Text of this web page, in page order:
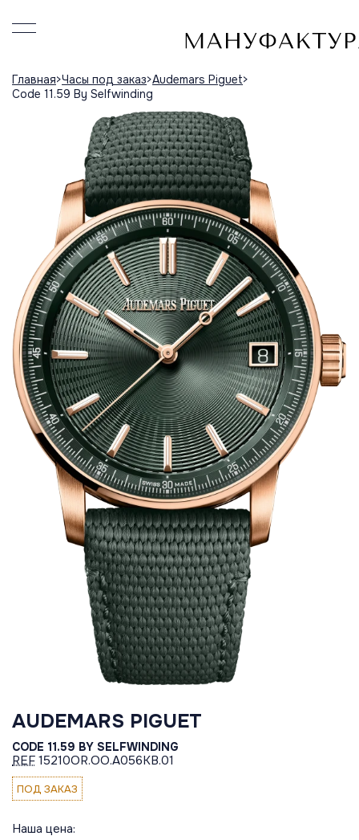
Главная Часы под заказ Audemars Piguet
Code 11.59 By Selfwinding
AUDEMARS PIGUET
CODE 11.59 BY SELFWINDING
REF 15210OR.OO.A056KB.01
ПОД ЗАКАЗ
Наша цена: